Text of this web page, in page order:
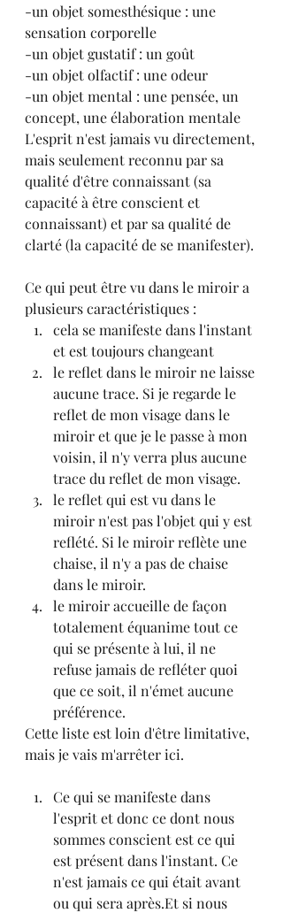
-un objet somesthésique : une
sensation corporelle
-un objet gustatif : un goût
-un objet olfactif : une odeur
-un objet mental : une pensée, un
concept, une élaboration mentale
L'esprit n'est jamais vu directement,
mais seulement reconnu par sa
qualité d'être connaissant (sa
capacité à être conscient et
connaissant) et par sa qualité de
clarté (la capacité de se manifester).
Ce qui peut être vu dans le miroir a
plusieurs caractéristiques :
cela se manifeste dans l'instant
et est toujours changeant
le reflet dans le miroir ne laisse
aucune trace. Si je regarde le
reflet de mon visage dans le
miroir et que je le passe à mon
voisin, il n'y verra plus aucune
trace du reflet de mon visage.
le reflet qui est vu dans le
miroir n'est pas l'objet qui y est
reflété. Si le miroir reflète une
chaise, il n'y a pas de chaise
dans le miroir.
le miroir accueille de façon
totalement équanime tout ce
qui se présente à lui, il ne
refuse jamais de refléter quoi
que ce soit, il n'émet aucune
préférence.
Cette liste est loin d'être limitative,
mais je vais m'arrêter ici.
Ce qui se manifeste dans
l'esprit et donc ce dont nous
sommes conscient est ce qui
est présent dans l'instant. Ce
n'est jamais ce qui était avant
ou qui sera après.Et si nous